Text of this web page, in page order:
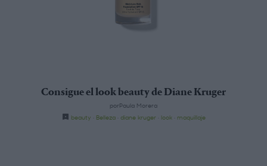
Consigue el look beauty de Diane Kruger
porPaula Morera
beauty
Belleza· diane kruger· look· maquillaje